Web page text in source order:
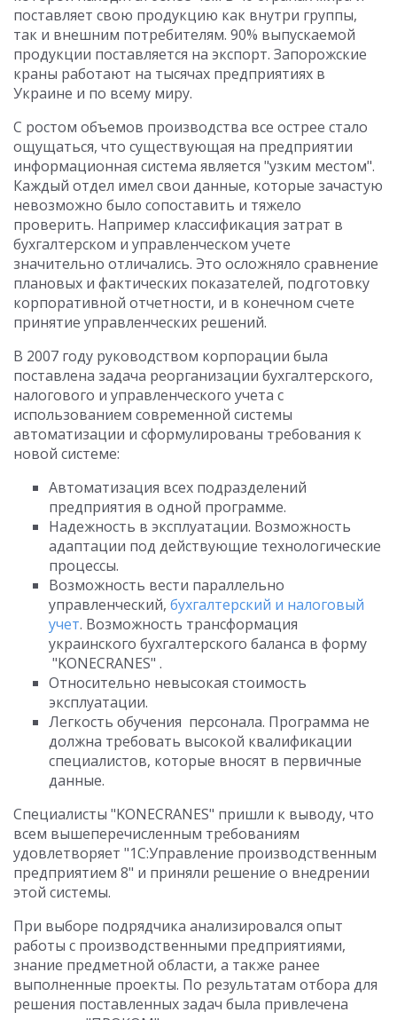
поставляет свою продукцию как внутри группы,
так и внешним потребителям. 90% выпускаемой
продукции поставляется на экспорт. Запорожские
краны работают на тысячах предприятиях в
Украине и по всему миру.
С ростом объемов производства все острее стало
ощущаться, что существующая на предприятии
информационная система является "узким местом".
Каждый отдел имел свои данные, которые зачастую
невозможно было сопоставить и тяжело
проверить. Например классификация затрат в
бухгалтерском и управленческом учете
значительно отличались. Это осложняло сравнение
плановых и фактических показателей, подготовку
корпоративной отчетности, и в конечном счете
принятие управленческих решений.
В 2007 году руководством корпорации была
поставлена задача реорганизации бухгалтерского,
налогового и управленческого учета с
использованием современной системы
автоматизации и сформулированы требования к
новой системе:
Автоматизация всех подразделений
предприятия в одной программе.
Надежность в эксплуатации. Возможность
адаптации под действующие технологические
процессы.
Возможность вести параллельно
управленческий, бухгалтерский и налоговый
учет. Возможность трансформация
украинского бухгалтерского баланса в форму
"KONECRANES" .
Относительно невысокая стоимость
эксплуатации.
Легкость обучения персонала. Программа не
должна требовать высокой квалификации
специалистов, которые вносят в первичные
данные.
Специалисты "KONECRANES" пришли к выводу, что
всем вышеперечисленным требованиям
удовлетворяет "1С:Управление производственным
предприятием 8" и приняли решение о внедрении
этой системы.
При выборе подрядчика анализировался опыт
работы с производственными предприятиями,
знание предметной области, а также ранее
выполненные проекты. По результатам отбора для
решения поставленных задач была привлечена